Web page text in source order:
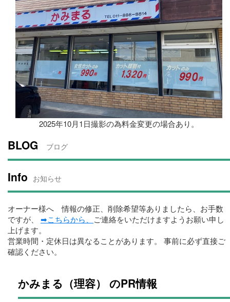
2025年10月1日撮影の為料金変更の場合あり。
BLOG ブログ
Info お知らせ
オーナー様へ 情報の修正、削除希望等ありましたら、お手数
ですが、 ➡こちらから、 ご連絡をいただけますようお願い申し
上げます。
営業時間・定休日は異なることがあります。 事前に必ず直接ご
確認ください。
かみまる（理容） のPR情報